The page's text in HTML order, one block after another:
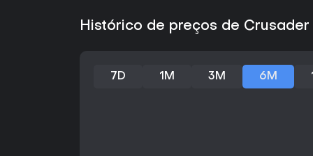
Histórico de preços de Crusader
7D 1M 3M 6M